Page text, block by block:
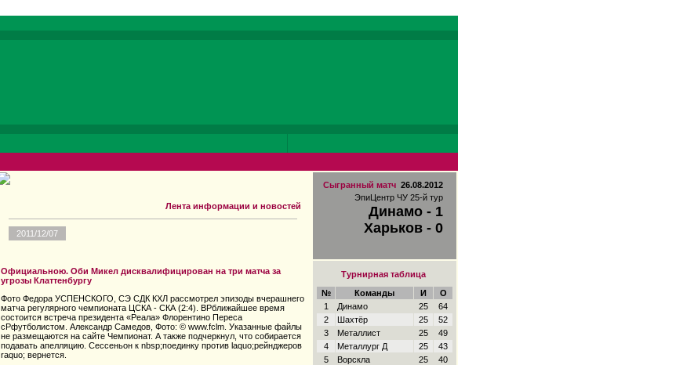
Лента информации и новостей
2011/12/07
Официальною. Оби Микел дисквалифицирован на три матча за
угрозы Клаттенбургу
Фото Федора УСПЕНСКОГО, СЭ СДК КХЛ рассмотрел эпизоды вчерашнего
матча регулярного чемпионата ЦСКА - СКА (2:4). ВPближайшее время
состоится встреча президента «Реала» Флорентино Переса
сPфутболистом. Александр Самедов, Фото: © www.fclm. Указанные файлы
не размещаются на сайте Чемпионат. А также подчеркнул, что собирается
подавать апелляцию. Сессеньон к nbsp;поединку против laquo;рейнджеров
raquo; вернется.
Сыгранный матч 26.08.2012
ЭпиЦентр ЧУ 25-й тур
Динамо - 1
Харьков - 0
Турнирная таблица
№ Команды И
О
1
Динамо 25
64
2
Шахтёр 25
52
3
Металлист 25
49
4
Металлург Д 25
43
5
Ворскла 25
40